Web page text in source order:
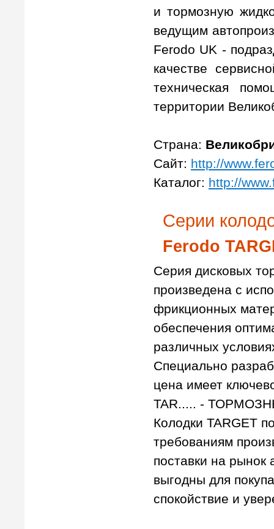
и тормозную
ведущим
Ferodo UK -
качестве
техническая
территории
Страна:
Сайт: http://
Каталог: http://
Серии
Ferodo
Серия дисковых
произведена с
фрикционных
обеспечения
различных
Специально
цена имеет
TAR..... -
Колодки TARGET
требованиям
поставки на рынок
выгодны для
спокойствие и